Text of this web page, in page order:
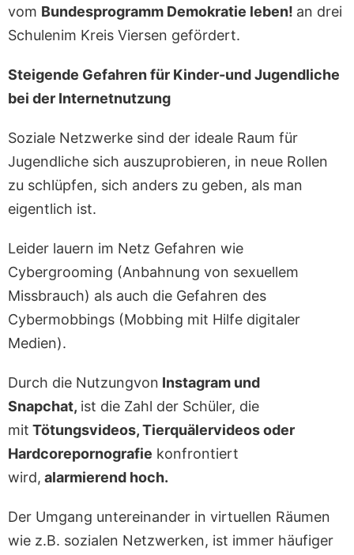
vom Bundesprogramm Demokratie leben! an drei
Schulenim Kreis Viersen gefördert.
Steigende Gefahren für Kinder-und Jugendliche
bei der Internetnutzung
Soziale Netzwerke sind der ideale Raum für
Jugendliche sich auszuprobieren, in neue Rollen
zu schlüpfen, sich anders zu geben, als man
eigentlich ist.
Leider lauern im Netz Gefahren wie
Cybergrooming (Anbahnung von sexuellem
Missbrauch) als auch die Gefahren des
Cybermobbings (Mobbing mit Hilfe digitaler
Medien).
Durch die Nutzungvon Instagram und
Snapchat, ist die Zahl der Schüler, die
mit Tötungsvideos, Tierquälervideos oder
Hardcorepornografie konfrontiert
wird, alarmierend hoch.
Der Umgang untereinander in virtuellen Räumen
wie z.B. sozialen Netzwerken, ist immer häufiger